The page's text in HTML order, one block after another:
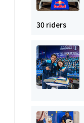
30 riders